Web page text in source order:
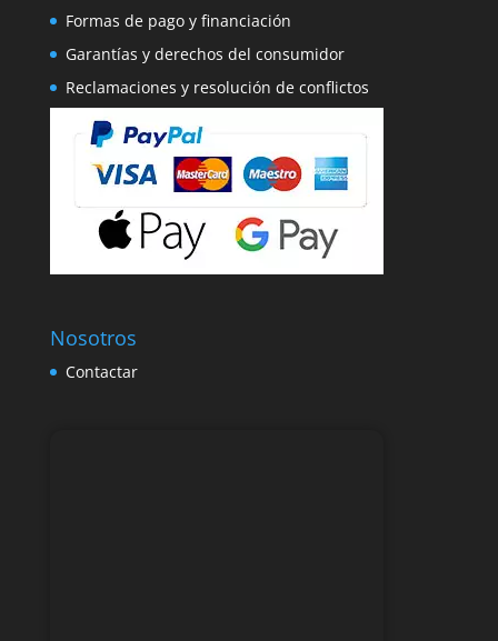
Formas de pago y financiación
Garantías y derechos del consumidor
Reclamaciones y resolución de conflictos
Nosotros
Contactar